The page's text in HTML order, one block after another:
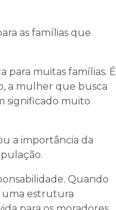
as famílias que
para muitas famílias. É
a mulher que busca
significado muito
a importância da
Quando
uma estrutura